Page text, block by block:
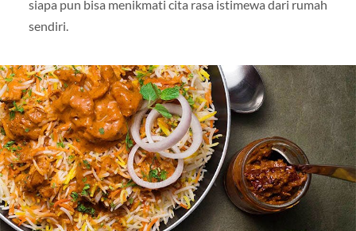
siapa pun bisa menikmati cita rasa istimewa dari rumah
sendiri.